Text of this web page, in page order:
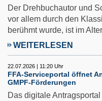
Der Drehbuchautor und
vor allem durch den
berühmt wurde, ist im
WEITERLESEN
22.07.2026 | 11:20 Uhr
FFA-Serviceportal öffnet
GMPF-Förderungen
Das digitale